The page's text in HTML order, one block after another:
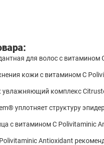
для волос с
кожи с витамином С
комплекс
уплотняет структуру
с витамином С Polivitaminic
Antioxidant